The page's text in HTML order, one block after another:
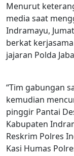
Menurut
media saat
Indramayu,
berkat
jajaran Polda
“Tim gabungan
kemudian
pinggir Pantai
Kabupaten
Reskrim Polres
Kasi Humas